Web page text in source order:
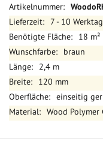
Mehr
Informationen7 - 10
18 m²
braun
2,4 m
120 mm
einseitig
Wood Polymer